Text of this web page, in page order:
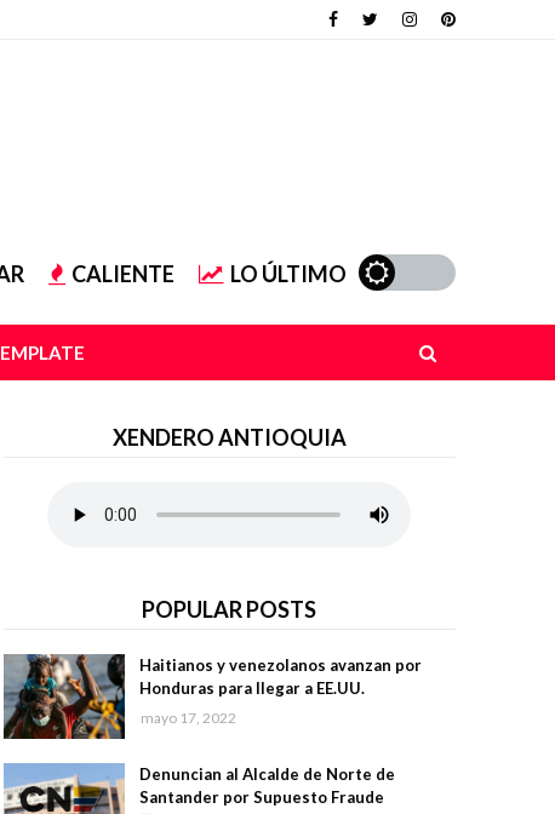
CALIENTE LO ÚLTIMO
XENDERO ANTIOQUIA
POPULAR POSTS
Haitianos y venezolanos avanzan por
Honduras para llegar a EE.UU.
mayo 17, 2022
Denuncian al Alcalde de Norte de
Santander por Supuesto Fraude